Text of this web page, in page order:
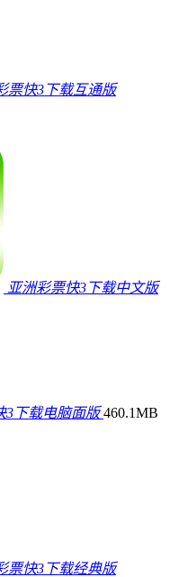
票快3下载互通版
亚洲彩票快3下载中文版
3下载电脑面版 460.1MB
票快3下载经典版